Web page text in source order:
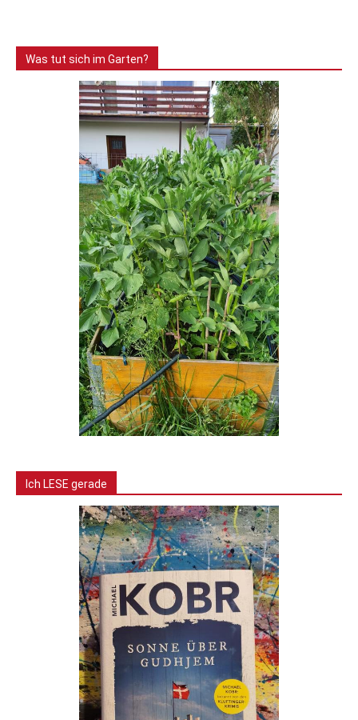
Was tut sich im Garten?
Ich LESE gerade